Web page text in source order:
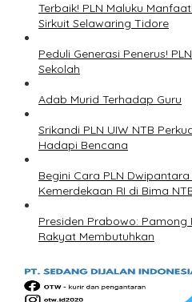
Terbaik! PLN Maluku
Sirkuit Selawaring Tidore
Peduli Generasi Penerus!
Sekolah
Adab Murid Terhadap Guru
Srikandi PLN UIW NTB
Hadapi Bencana
Begini Cara PLN
Kemerdekaan RI di Bima
Presiden Prabowo:
Rakyat Membutuhkan